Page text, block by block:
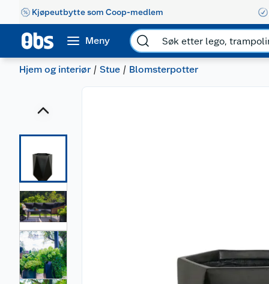
Kjøpeutbytte som Coop-medlem
Meny
Hjem og interiør Stue Blomsterpotter